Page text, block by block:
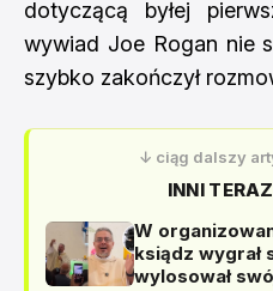
dotyczącą byłej
wywiad Joe Rogan nie
szybko zakończył
↓ ciąg dalszy
INNI
W
ksiądz wygrał
wylosował